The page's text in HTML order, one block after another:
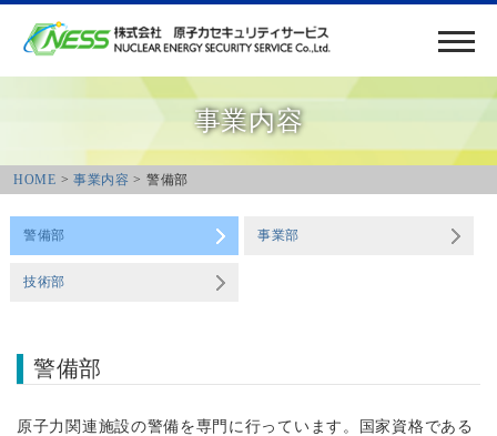
事業内容
HOME > 事業内容 > 警備部
警備部 事業部
技術部
警備部
原子力関連施設の警備を専門に行っています。国家資格である